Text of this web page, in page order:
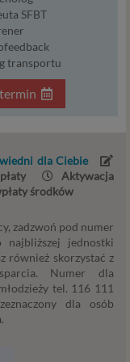
SFBT
transportu
dla Ciebie
Aktywacja
środków
zadzwoń pod numer
jednostki
również skorzystać z
Numer dla
tel. 116 111
dla osób
będą
nas lub inny
w celu
z opisem
do czasu
strony
niezbędności
jej
interes
uzasadnionego
Psychology